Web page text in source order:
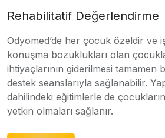
Rehabilitatif Değerlendirme
Odyomed’de her çocuk özeldir ve
konuşma bozuklukları olan
ihtiyaçlarının giderilmesi tamamen
destek seanslarıyla sağlanabilir.
dahilindeki eğitimlerle de
yetkin olmaları sağlanır.